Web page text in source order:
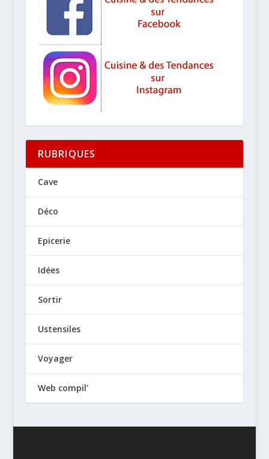
RUBRIQUES
Cave
Déco
Epicerie
Idées
Sortir
Ustensiles
Voyager
Web compil'